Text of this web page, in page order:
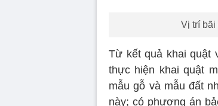
Bên cạnh đó, việc
nhằm thực hiện
sánh... cũng được
“Các hướng nghiên